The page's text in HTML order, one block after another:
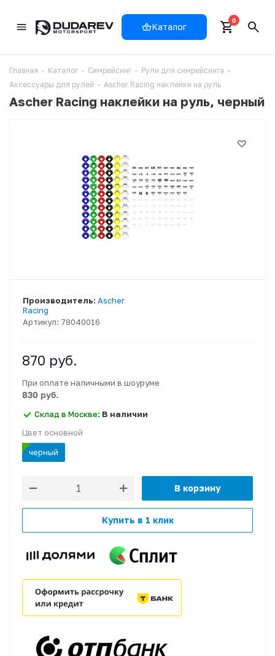
Каталог
0
Главная - Каталог - Симрейсинг - Рули для симрейсинга -
Аксессуары для рулей - Ascher Racing наклейки на руль
Ascher Racing наклейки на руль, черный
Артикул: 78040016
Производитель: Ascher
Racing
870 руб.
При оплате наличными в шоуруме
830 руб.
Склад в Москве: В наличии
Цвет основной
черный
В корзину
Купить в 1 клик